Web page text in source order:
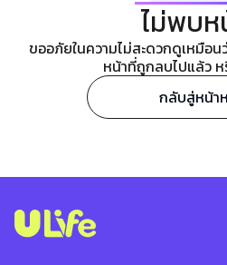
ไม่พบห
ขออภัยในความไม่สะดวกดูเหมือ
หน้าที่ถูกลบไปแล้ว ห
กลับสู่หน้า